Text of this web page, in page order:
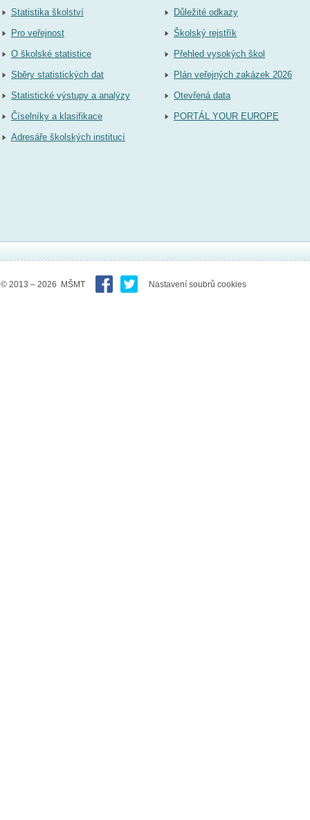
Statistika školství
Pro veřejnost
O školské statistice
Sběry statistických dat
Statistické výstupy a analýzy
Číselníky a klasifikace
Adresáře školských institucí
Důležité odkazy
Školský rejstřík
Přehled vysokých škol
Plán veřejných zakázek 2026
Otevřená data
PORTÁL YOUR EUROPE
© 2013 – 2026 MŠMT Nastavení soubrů cookies